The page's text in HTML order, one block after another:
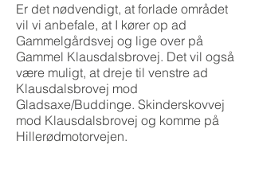
Er det nødvendigt, at forlade området
vil vi anbefale, at I kører op ad
Gammelgårdsvej og lige over på
Gammel Klausdalsbrovej. Det vil også
være muligt, at dreje til venstre ad
Klausdalsbrovej mod
Gladsaxe/Buddinge. Skinderskovvej
mod Klausdalsbrovej og komme på
Hillerødmotorvejen.